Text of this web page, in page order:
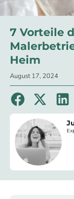
7 Vorteile
Heim
August 17, 2024